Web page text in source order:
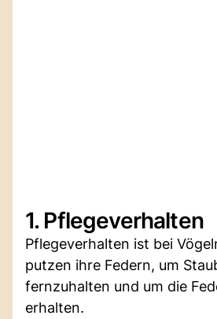
1. Pflegeverhalten
Pflegeverhalten ist bei
putzen ihre Federn, um
fernzuhalten und um die
erhalten.